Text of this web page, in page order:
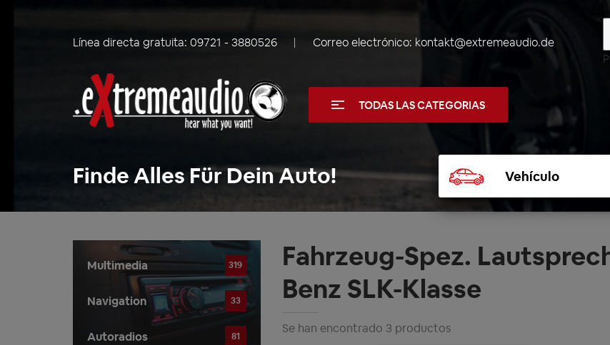
Línea directa gratuita: 09721 - 3880526 Correo electrónico: kontakt@extremeaudio.de
TODAS LAS CATEGORIAS
Finde Alles Für Dein Auto!
vehículo
Multimedia 319
Navigation 33
Autoradios 81
Fahrzeug-Spez.
Benz SLK-Klasse
Se han encontrado 3 productos